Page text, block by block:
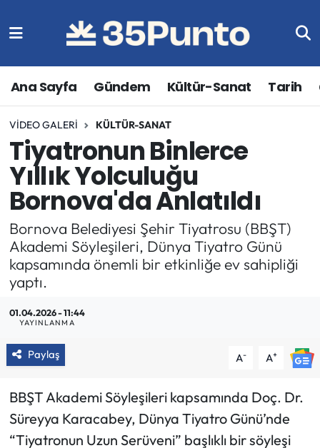
Ana Sayfa Gündem Kültür-Sanat Tarih
VIDEO GALERI KÜLTÜR-SANAT
Tiyatronun Binlerce
Yıllık Yolculuğu
Bornova'da Anlatıldı
Bornova Belediyesi Şehir Tiyatrosu (BBŞT)
Akademi Söyleşileri, Dünya Tiyatro Günü
kapsamında önemli bir etkinliğe ev sahipliği
yaptı.
01.04.2026 - 11:44
YAYINLANMA
Paylaş A- A+
BBŞT Akademi Söyleşileri kapsamında Doç. Dr.
Süreyya Karacabey, Dünya Tiyatro Günü’nde
“Tiyatronun Uzun Serüveni” başlıklı bir söyleşi